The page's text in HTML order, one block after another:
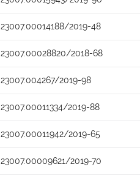
23007.00014188/2019-48
23007.00028820/2018-68
23007.004267/2019-98
23007.00011334/2019-88
23007.00011942/2019-65
23007.00009621/2019-70